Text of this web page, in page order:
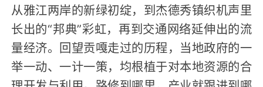
从雅江两岸的新绿初绽，到杰德秀镇织机声里
长出的“邦典”彩虹，再到交通网络延伸出的流
量经济。回望贡嘎走过的历程，当地政府的一
举一动、一计一策，均根植于对本地资源的合